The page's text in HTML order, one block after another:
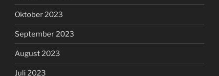
Oktober 2023
September 2023
August 2023
Juli 2023